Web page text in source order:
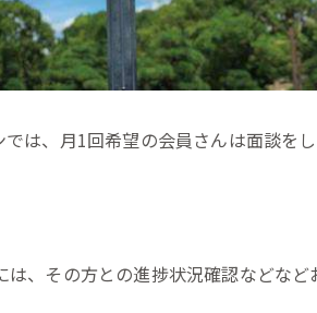
は、月1回希望の会員さんは面談をし
、その方との進捗状況確認などなど